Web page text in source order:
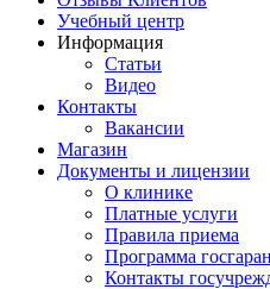
Учебный центр
Информация
Статьи
Видео
Контакты
Вакансии
Магазин
Документы и лицензии
О клинике
Платные услуги
Правила приема
Программа
Контакты